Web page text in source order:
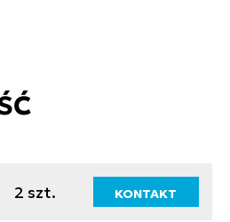
2 szt. KONTAKT